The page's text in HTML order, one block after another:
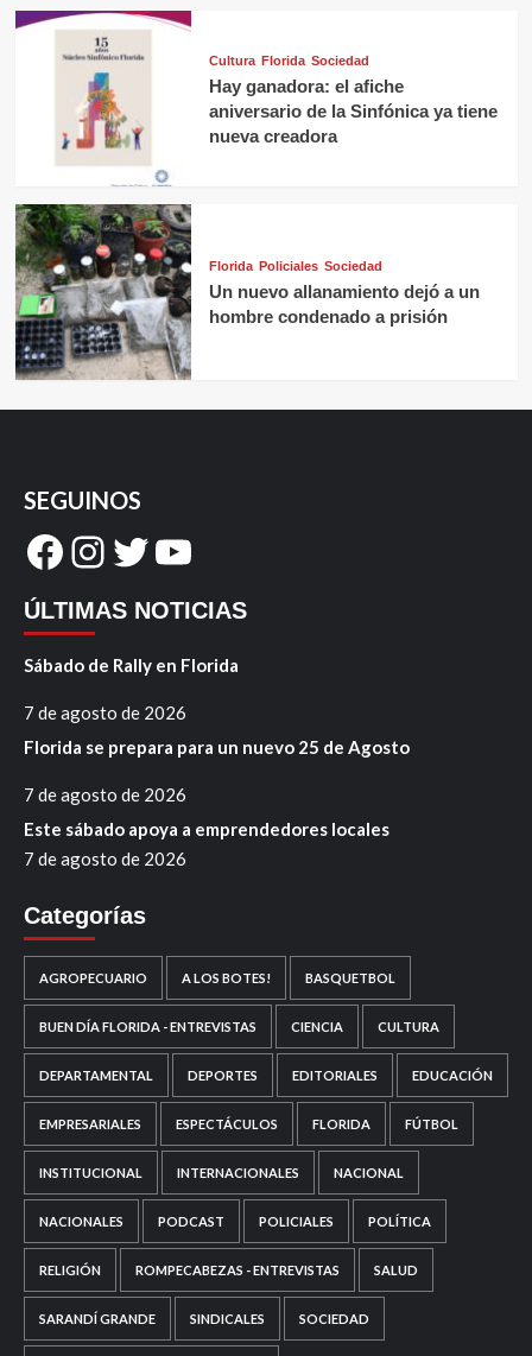
Cultura Florida Sociedad
Hay ganadora: el afiche
aniversario de la Sinfónica ya tiene
nueva creadora
Florida Policiales Sociedad
Un nuevo allanamiento dejó a un
hombre condenado a prisión
SEGUINOS
Facebook
Instagram
Twitter
YouTube
ÚLTIMAS NOTICIAS
Sábado de Rally en Florida
7 de agosto de 2026
Florida se prepara para un nuevo 25 de Agosto
7 de agosto de 2026
Este sábado apoya a emprendedores locales
7 de agosto de 2026
Categorías
AGROPECUARIO A LOS BOTES! BASQUETBOL
BUEN DÍA FLORIDA - ENTREVISTAS CIENCIA CULTURA
DEPARTAMENTAL DEPORTES EDITORIALES EDUCACIÓN
EMPRESARIALES ESPECTÁCULOS FLORIDA FÚTBOL
INSTITUCIONAL INTERNACIONALES NACIONAL
NACIONALES PODCAST POLICIALES POLÍTICA
RELIGIÓN ROMPECABEZAS - ENTREVISTAS SALUD
SARANDÍ GRANDE SINDICALES SOCIEDAD